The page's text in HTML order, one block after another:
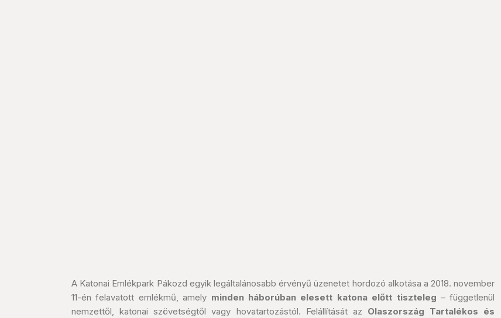
A Katonai Emlékpark Pákozd egyik legáltalánosabb érvényű üzenetet hordozó alkotása a 2018. november
11-én felavatott emlékmű, amely minden háborúban elesett katona előtt tiszteleg – függetlenül
nemzettől, katonai szövetségtől vagy hovatartozástól. Felállítását az Olaszország Tartalékos és